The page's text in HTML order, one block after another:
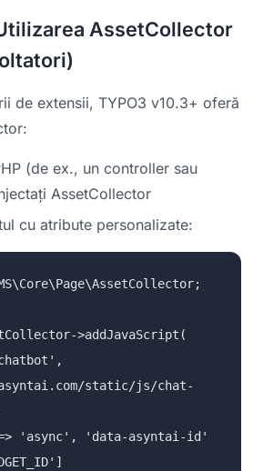
AssetCollector
de extensii, TYPO3 v10.3+ oferă
(de ex., un controller sau
AssetCollector
cu atribute personalizate:
>addJavaScript(
static/js/chat-
'async', 'data-asyntai-id'